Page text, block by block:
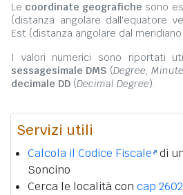
Le coordinate geografiche sono
(distanza angolare dall'equatore
Est (distanza angolare dal
I valori numerici sono riportati
sessagesimale DMS (Degree,
decimale DD (Decimal Degree).
Servizi utili
Calcola il Codice Fiscale di
Soncino
Cerca le località con cap